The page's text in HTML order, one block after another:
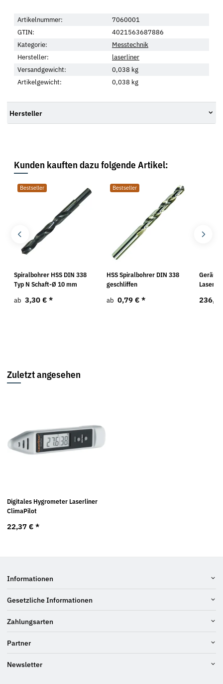
Artikelnummer:
7060001
GTIN:
4021563687886
Kategorie:
Messtechnik
Hersteller:
laserliner
Versandgewicht:
0,038 kg
Artikelgewicht:
0,038 kg
Hersteller
Kunden kauften dazu folgende Artikel:
Bestseller
Spiralbohrer HSS DIN 338
Typ N Schaft-Ø 10 mm
ab 3,30 € *
Bestseller
HSS Spiralbohrer DIN 338
geschliffen
ab 0,79 € *
Zuletzt angesehen
Digitales Hygrometer Laserliner
ClimaPilot
22,37 € *
Informationen
Gesetzliche Informationen
Zahlungsarten
Partner
Newsletter